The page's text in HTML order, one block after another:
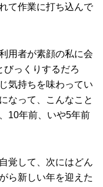
て作業に打ち込んで
用者が素顔の私に会
びっくりするだろ
気持ちを味わってい
なって、こんなこと
10年前、いや5年前
覚して、次にはどん
ら新しい年を迎えた